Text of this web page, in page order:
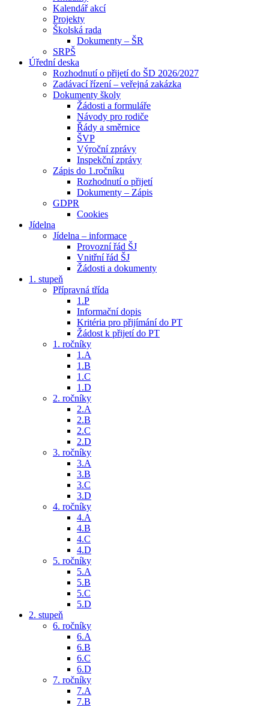
Kalendář akcí
Projekty
Školská rada
Dokumenty – ŠR
SRPŠ
Úřední deska
Rozhodnutí o přijetí do ŠD 2026/2027
Zadávací řízení – veřejná zakázka
Dokumenty školy
Žádosti a formuláře
Návody pro rodiče
Řády a směrnice
ŠVP
Výroční zprávy
Inspekční zprávy
Zápis do 1.ročníku
Rozhodnutí o přijetí
Dokumenty – Zápis
GDPR
Cookies
Jídelna
Jídelna – informace
Provozní řád ŠJ
Vnitřní řád ŠJ
Žádosti a dokumenty
1. stupeň
Přípravná třída
1.P
Informační dopis
Kritéria pro přijímání do PT
Žádost k přijetí do PT
1. ročníky
1.A
1.B
1.C
1.D
2. ročníky
2.A
2.B
2.C
2.D
3. ročníky
3.A
3.B
3.C
3.D
4. ročníky
4.A
4.B
4.C
4.D
5. ročníky
5.A
5.B
5.C
5.D
2. stupeň
6. ročníky
6.A
6.B
6.C
6.D
7. ročníky
7.A
7.B